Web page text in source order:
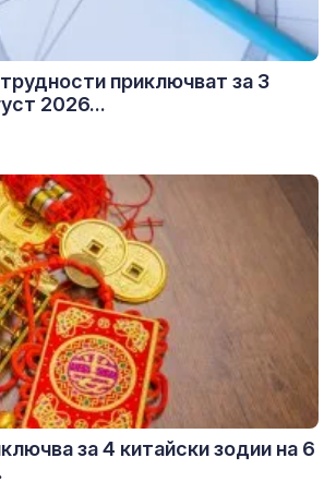
приключват за 3
2026...
за 4 китайски зодии на 6